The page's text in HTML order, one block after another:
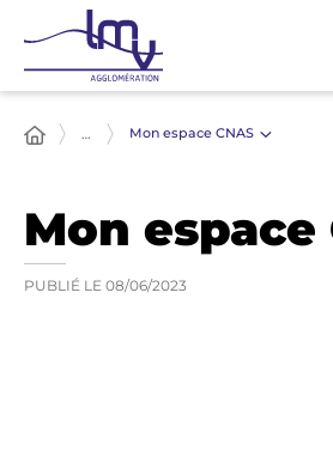
… Mon espace CNAS
Mon espace
PUBLIÉ LE 08/06/2023